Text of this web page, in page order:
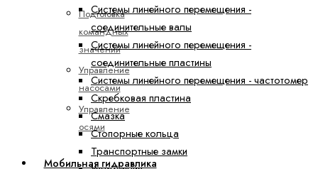
Подготовка
командных
значений
Управление
насосами
Управление
осями
Мобильная гидравлика
Системы линейного перемещения -
соединительные валы
Системы линейного перемещения -
соединительные пластины
Системы линейного перемещения - частотомер
Скребковая пластина
Смазка
Стопорные кольца
Транспортные замки